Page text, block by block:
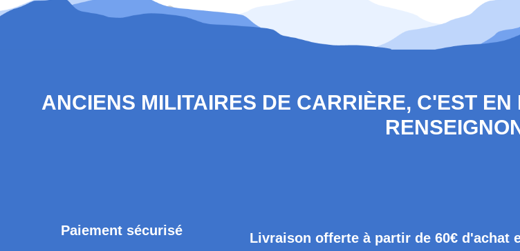
ANCIENS MILITAIRES DE CARRIÈRE, C'EST
Paiement sécurisé Livraison offerte à partir de 60€ d'achat